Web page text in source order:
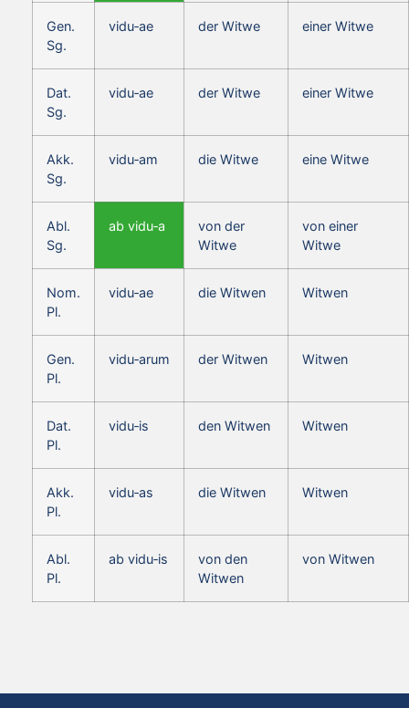
Gen.
Sg.
vidu‑ae der Witwe einer Witwe
Dat.
Sg.
vidu‑ae der Witwe einer Witwe
Akk.
Sg.
vidu‑am die Witwe eine Witwe
Abl.
Sg.
ab vidu‑a
von der
Witwe
von einer
Witwe
Nom.
Pl.
vidu‑ae die Witwen Witwen
Gen.
Pl.
vidu‑arum der Witwen Witwen
Dat.
Pl.
vidu‑is den Witwen Witwen
Akk.
Pl.
vidu‑as die Witwen Witwen
Abl.
Pl.
ab vidu‑is
von den
Witwen
von Witwen